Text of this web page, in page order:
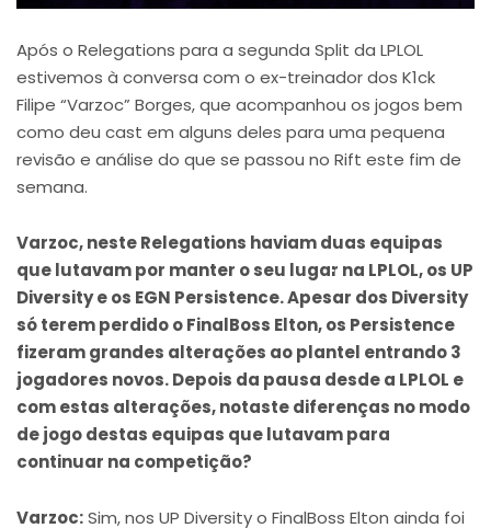
Após o Relegations para a segunda Split da LPLOL
estivemos à conversa com o ex-treinador dos K1ck
Filipe “Varzoc” Borges, que acompanhou os jogos bem
como deu cast em alguns deles para uma pequena
revisão e análise do que se passou no Rift este fim de
semana.
Varzoc, neste Relegations haviam duas equipas
que lutavam por manter o seu lugar na LPLOL, os UP
Diversity e os EGN Persistence. Apesar dos Diversity
só terem perdido o FinalBoss Elton, os Persistence
fizeram grandes alterações ao plantel entrando 3
jogadores novos. Depois da pausa desde a LPLOL e
com estas alterações, notaste diferenças no modo
de jogo destas equipas que lutavam para
continuar na competição?
Varzoc:Sim, nos UP Diversity o FinalBoss Elton ainda foi